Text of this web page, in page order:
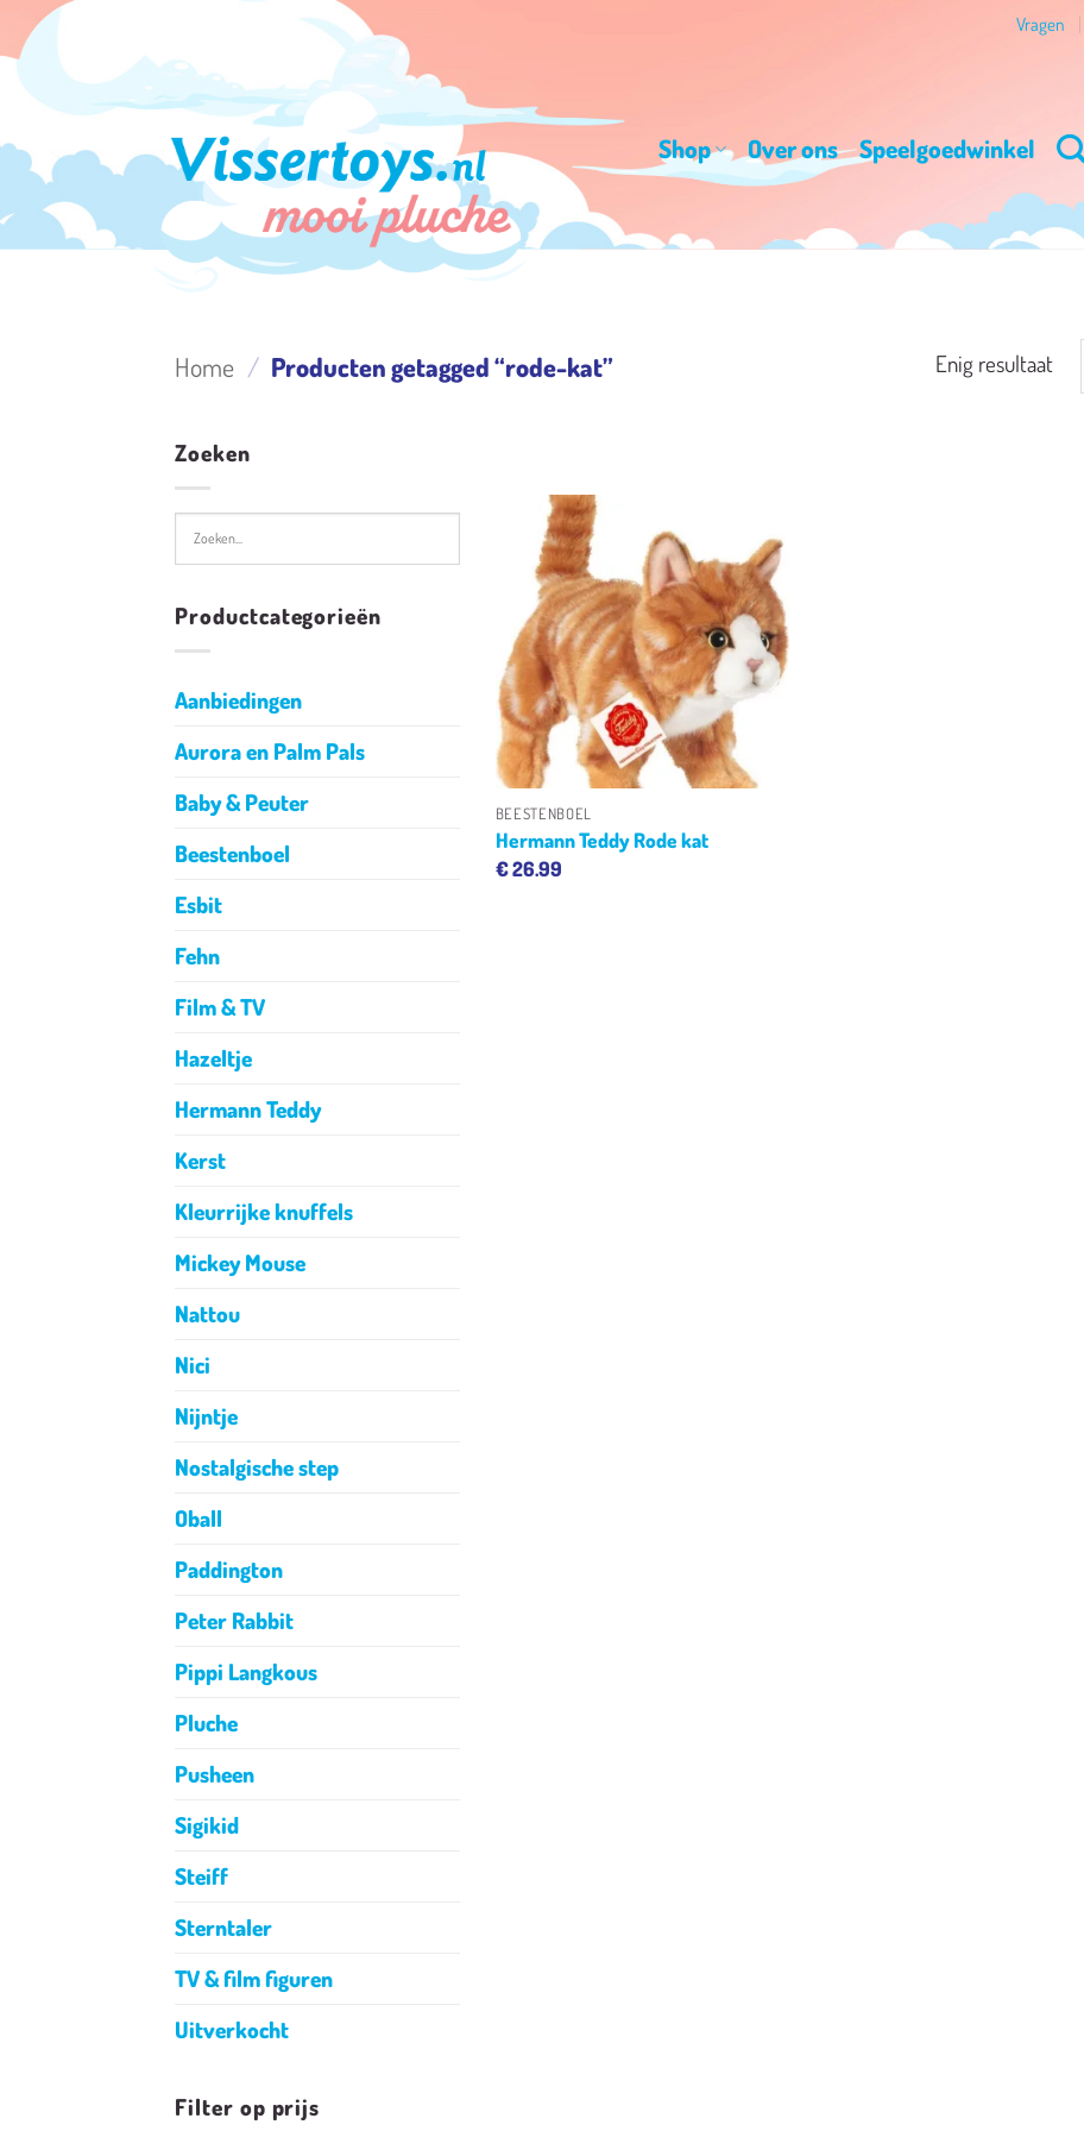
naar
inhoud
Vragen
Shop Over ons Speelgoedwinkel
Home / Producten getagged “rode-kat” Enig resultaat
Zoeken
Productcategorieën
Aanbiedingen
Aurora en Palm Pals
Baby & Peuter
Beestenboel
Esbit
Fehn
Film & TV
Hazeltje
Hermann Teddy
Kerst
Kleurrijke knuffels
Mickey Mouse
Nattou
Nici
Nijntje
Nostalgische step
Oball
Paddington
Peter Rabbit
Pippi Langkous
Pluche
Pusheen
Sigikid
Steiff
Sterntaler
TV & film figuren
Uitverkocht
Filter op prijs
Toevoegen
aan
verlanglijst
+
BEESTENBOEL
Hermann Teddy Rode kat
€26.99